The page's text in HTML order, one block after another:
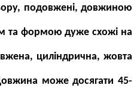
подовжені, довжиною
та формою дуже схожі на
циліндрична, жовта
може досягати 45-